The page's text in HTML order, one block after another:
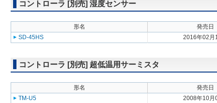
コントローラ [別売] 湿度センサー
形名
発売日
SD-45HS
2016年02月
コントローラ [別売] 超低温用サーミスタ
形名
発売日
TM-U5
2008年10月